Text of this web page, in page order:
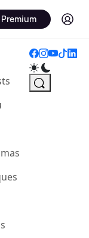
Premium Log in